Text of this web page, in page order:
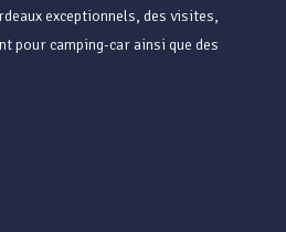
exceptionnels, des visites,
pour camping-car ainsi que des